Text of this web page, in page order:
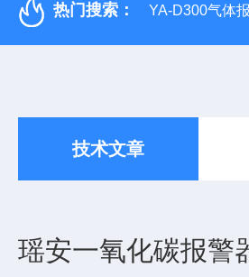
热门搜索： YA-D300气体
技术文章
瑶安一氧化碳报警